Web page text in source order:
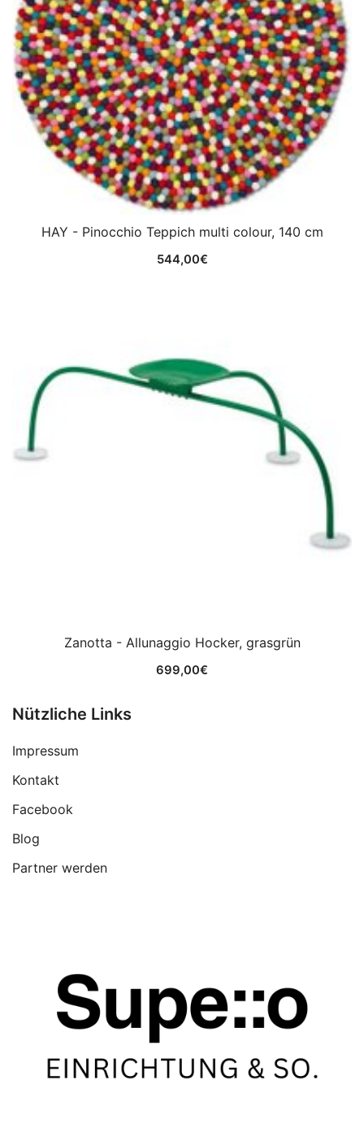
HAY - Pinocchio Teppich multi colour, 140 cm
544,00€
Zanotta - Allunaggio Hocker, grasgrün
699,00€
Nützliche Links
Impressum
Kontakt
Facebook
Blog
Partner werden